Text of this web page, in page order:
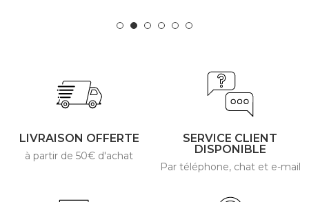
LIVRAISON OFFERTE
à partir de 50€ d'achat
SERVICE CLIENT
DISPONIBLE
Par téléphone, chat et e-mail